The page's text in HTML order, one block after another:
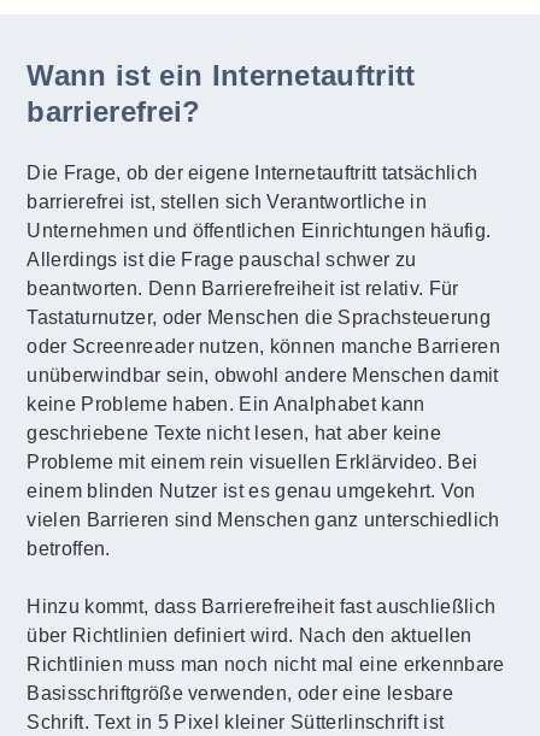
Wann ist ein Internetauftritt
barrierefrei?
Die Frage, ob der eigene Internetauftritt tatsächlich
barrierefrei ist, stellen sich Verantwortliche in
Unternehmen und öffentlichen Einrichtungen häufig.
Allerdings ist die Frage pauschal schwer zu
beantworten. Denn Barrierefreiheit ist relativ. Für
Tastaturnutzer, oder Menschen die Sprachsteuerung
oder Screenreader nutzen, können manche Barrieren
unüberwindbar sein, obwohl andere Menschen damit
keine Probleme haben. Ein Analphabet kann
geschriebene Texte nicht lesen, hat aber keine
Probleme mit einem rein visuellen Erklärvideo. Bei
einem blinden Nutzer ist es genau umgekehrt. Von
vielen Barrieren sind Menschen ganz unterschiedlich
betroffen.
Hinzu kommt, dass Barrierefreiheit fast auschließlich
über Richtlinien definiert wird. Nach den aktuellen
Richtlinien muss man noch nicht mal eine erkennbare
Basisschriftgröße verwenden, oder eine lesbare
Schrift. Text in 5 Pixel kleiner Sütterlinschrift ist